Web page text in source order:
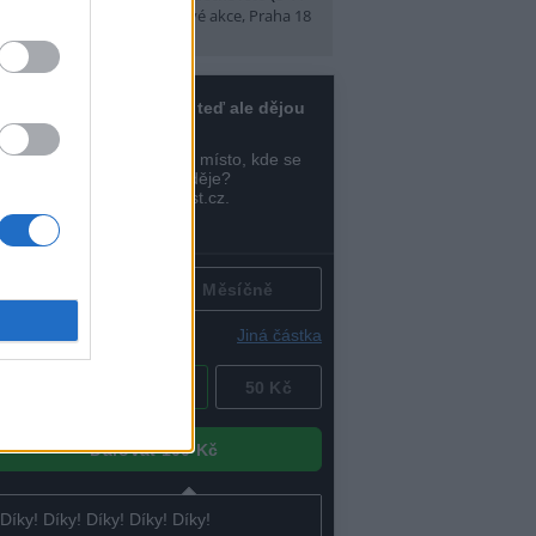
(Tábory, výlety a pobytové akce, Praha 18